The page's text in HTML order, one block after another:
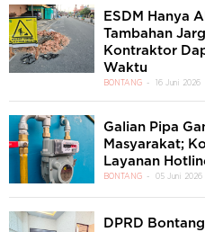
ESDM Hanya
Tambahan
Kontraktor
Waktu
BONTANG 16 Juni 2026
Galian Pipa
Masyarakat;
Layanan
BONTANG 05 Juni 2026
DPRD